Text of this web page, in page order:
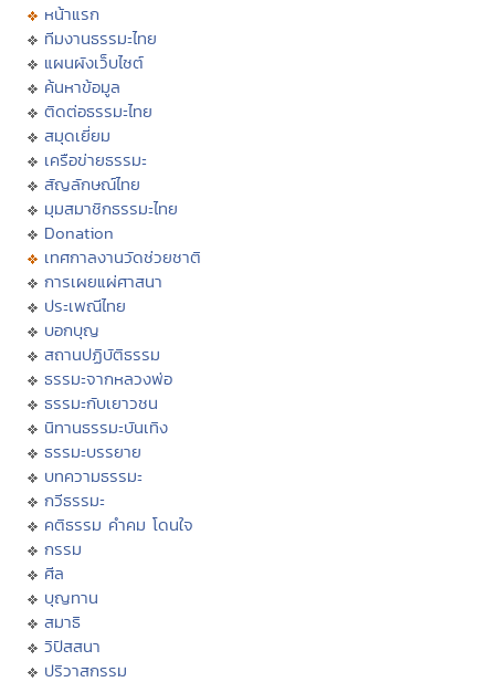
หน้าแรก
ทีมงานธรรมะไทย
แผนผังเว็บไซต์
ค้นหาข้อมูล
ติดต่อธรรมะไทย
สมุดเยี่ยม
เครือข่ายธรรมะ
สัญลักษณ์ไทย
มุมสมาชิกธรรมะไทย
Donation
เทศกาลงานวัดช่วยชาติ
การเผยแผ่ศาสนา
ประเพณีไทย
บอกบุญ
สถานปฏิบัติธรรม
ธรรมะจากหลวงพ่อ
ธรรมะกับเยาวชน
นิทานธรรมะบันเทิง
ธรรมะบรรยาย
บทความธรรมะ
กวีธรรมะ
คติธรรม คำคม โดนใจ
กรรม
ศีล
บุญทาน
สมาธิ
วิปัสสนา
ปริวาสกรรม